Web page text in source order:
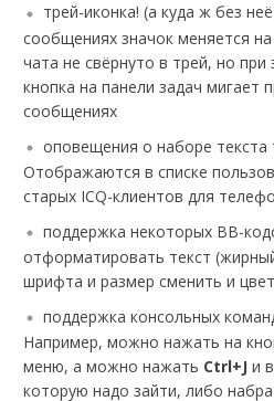
трей-иконка! (а куда ж без
сообщениях значок меняется
чата не свёрнуто в трей, но
кнопка на панели задач мигает
сообщениях
оповещения о наборе текста
Отображаются в списке
старых ICQ-клиентов для
поддержка некоторых BB-
отформатировать текст
шрифта и размер сменить и
поддержка консольных
Например, можно нажать на
меню, а можно нажать Ctrl+J и
которую надо зайти, либо